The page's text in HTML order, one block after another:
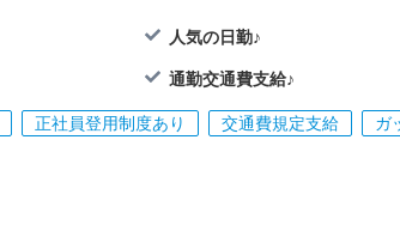
人気の日勤♪
通勤交通費支給♪
正社員登用制度あり 交通費規定支給 ガ